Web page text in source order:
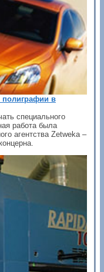
полиграфии в
специального
работа была
агентства Zetweka –